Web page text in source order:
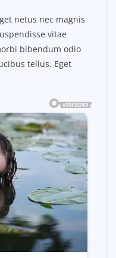
netus nec magnis
vitae
bibendum odio
tellus. Eget